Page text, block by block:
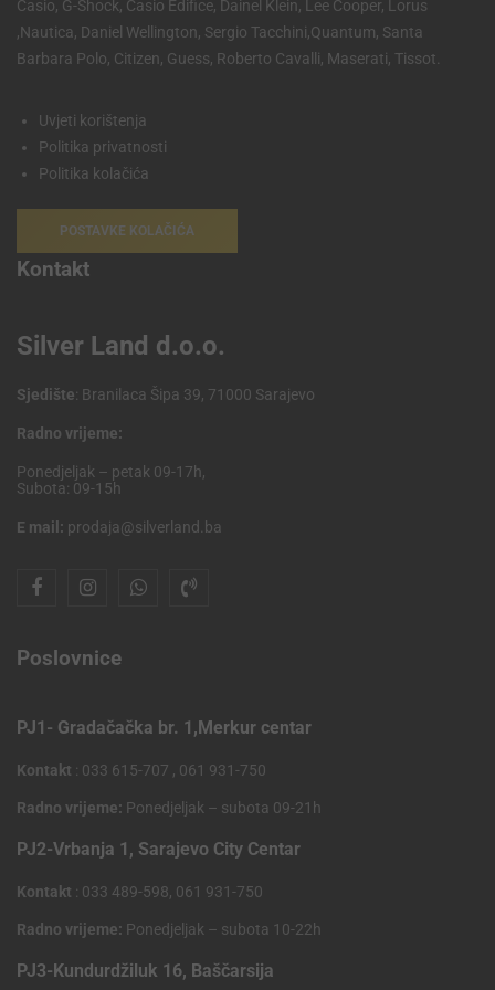
Casio, G-Shock, Casio Edifice, Dainel Klein, Lee Cooper, Lorus
,Nautica, Daniel Wellington, Sergio Tacchini,Quantum, Santa
Barbara Polo, Citizen, Guess, Roberto Cavalli, Maserati, Tissot.
Uvjeti korištenja
Politika privatnosti
Politika kolačića
POSTAVKE KOLAČIĆA
Kontakt
Silver Land d.o.o.
Sjedište: Branilaca Šipa 39, 71000 Sarajevo
Radno vrijeme:
Ponedjeljak – petak 09-17h,
Subota: 09-15h
E mail: prodaja@silverland.ba
Poslovnice
PJ1- Gradačačka br. 1,Merkur centar
Kontakt : 033 615-707 , 061 931-750
Radno vrijeme: Ponedjeljak – subota 09-21h
PJ2-Vrbanja 1, Sarajevo City Centar
Kontakt : 033 489-598, 061 931-750
Radno vrijeme: Ponedjeljak – subota 10-22h
PJ3-Kundurdžiluk 16, Baščarsija